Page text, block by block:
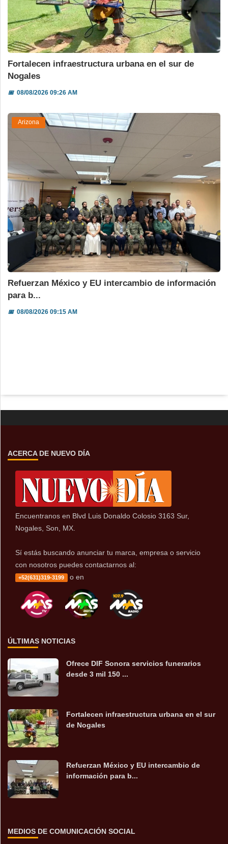
Fortalecen infraestructura urbana en el sur de
Nogales
📅08/08/2026 09:26 AM
Arizona
Refuerzan México y EU intercambio de información
para b...
📅08/08/2026 09:15 AM
ACERCA DE NUEVO DÍA
Encuentranos en Blvd Luis Donaldo Colosio 3163 Sur,
Nogales, Son, MX.
Sí estás buscando anunciar tu marca, empresa o servicio
con nosotros puedes contactarnos al:
+52(631)319-3199 o en
ÚLTIMAS NOTICIAS
Ofrece DIF Sonora servicios funerarios
desde 3 mil 150 ...
Fortalecen infraestructura urbana en el sur
de Nogales
Refuerzan México y EU intercambio de
información para b...
MEDIOS DE COMUNICACIÓN SOCIAL